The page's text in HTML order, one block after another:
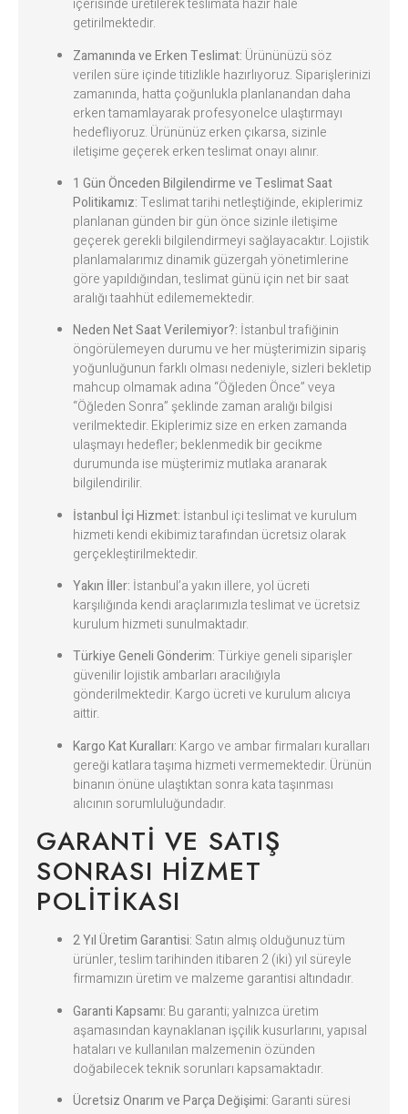
içerisinde üretilerek teslimata hazır hale
getirilmektedir.
Zamanında ve Erken Teslimat: Ürününüzü söz
verilen süre içinde titizlikle hazırlıyoruz. Siparişlerinizi
zamanında, hatta çoğunlukla planlanandan daha
erken tamamlayarak profesyonelce ulaştırmayı
hedefliyoruz. Ürününüz erken çıkarsa, sizinle
iletişime geçerek erken teslimat onayı alınır.
1 Gün Önceden Bilgilendirme ve Teslimat Saat
Politikamız:Teslimat tarihi netleştiğinde, ekiplerimiz
planlanan günden bir gün önce sizinle iletişime
geçerek gerekli bilgilendirmeyi sağlayacaktır. Lojistik
planlamalarımız dinamik güzergah yönetimlerine
göre yapıldığından, teslimat günü için net bir saat
aralığı taahhüt edilememektedir.
Neden Net Saat Verilemiyor?: İstanbul trafiğinin
öngörülemeyen durumu ve her müşterimizin sipariş
yoğunluğunun farklı olması nedeniyle, sizleri bekletip
mahcup olmamak adına “Öğleden Önce” veya
“Öğleden Sonra” şeklinde zaman aralığı bilgisi
verilmektedir. Ekiplerimiz size en erken zamanda
ulaşmayı hedefler; beklenmedik bir gecikme
durumunda ise müşterimiz mutlaka aranarak
bilgilendirilir.
İstanbul İçi Hizmet: İstanbul içi teslimat ve kurulum
hizmeti kendi ekibimiz tarafından ücretsiz olarak
gerçekleştirilmektedir.
Yakın İller: İstanbul’a yakın illere, yol ücreti
karşılığında kendi araçlarımızla teslimat ve ücretsiz
kurulum hizmeti sunulmaktadır.
Türkiye Geneli Gönderim:Türkiye geneli siparişler
güvenilir lojistik ambarları aracılığıyla
gönderilmektedir. Kargo ücreti ve kurulum alıcıya
aittir.
Kargo Kat Kuralları: Kargo ve ambar firmaları kuralları
gereği katlara taşıma hizmeti vermemektedir. Ürünün
binanın önüne ulaştıktan sonra kata taşınması
alıcının sorumluluğundadır.
GARANTI VE SATIŞ
SONRASI HIZMET
POLITIKASI
2 Yıl Üretim Garantisi: Satın almış olduğunuz tüm
ürünler, teslim tarihinden itibaren 2 (iki) yıl süreyle
firmamızın üretim ve malzeme garantisi altındadır.
Garanti Kapsamı: Bu garanti; yalnızca üretim
aşamasından kaynaklanan işçilik kusurlarını, yapısal
hataları ve kullanılan malzemenin özünden
doğabilecek teknik sorunları kapsamaktadır.
Ücretsiz Onarım ve Parça Değişimi: Garanti süresi